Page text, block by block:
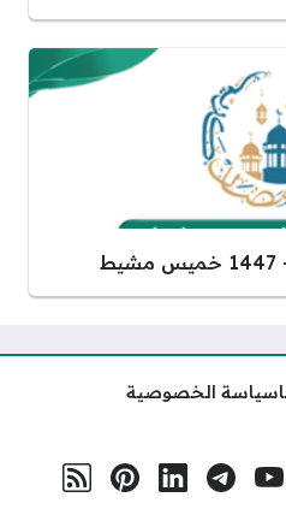
سياسة الخصوصية
مواقع التواصل
يوتيوبتلغراملينكد إنبنترست
رابط RSS